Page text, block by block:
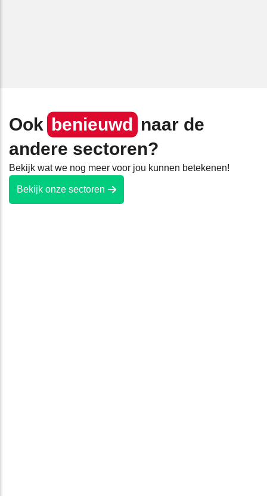
Ook benieuwd naar de
andere sectoren?
Bekijk wat we nog meer voor jou kunnen betekenen!
Bekijk onze sectoren